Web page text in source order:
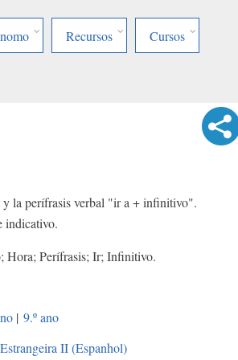
Recursos Cursos
y la perífrasis verbal "ir a + infinitivo".
indicativo.
Hora; Perífrasis; Ir; Infinitivo.
| 9.º ano
II (Espanhol)